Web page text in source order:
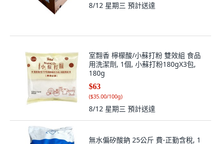
8/12 星期三 預計送達
室翲香 檸檬酸/小蘇打粉 雙效組 食品
用洗潔劑, 1個, 小蘇打粉180gX3包,
180g
$63
($35.00/100g)
8/12 星期三 預計送達
無水偏矽酸鈉 25公斤 費-正勤含稅, 1